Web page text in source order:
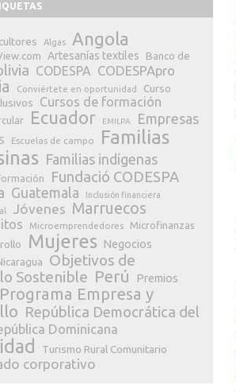
Algas Angola
Artesanías textiles
Banco de
CODESPA CODESPApro
Conviértete en oportunidad
Curso
Cursos de formación
Ecuador EMILPA Empresas
Escuelas de campo
Familias
Familias indígenas
Fundació CODESPA
Guatemala
Inclusión financiera
Jóvenes Marruecos
Microemprendedores
Microfinanzas
Mujeres
Negocios
Objetivos de
Sostenible Perú
Premios
Programa Empresa y
República Democrática del
Dominicana
Turismo Rural Comunitario
corporativo